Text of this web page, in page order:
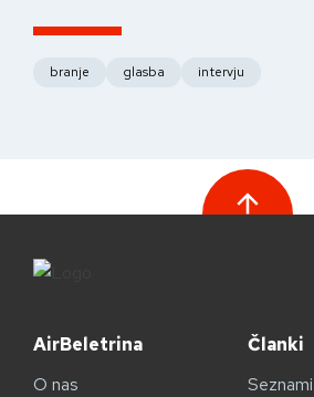
branje glasba intervju
AirBeletrina
O nas
Članki
Seznami